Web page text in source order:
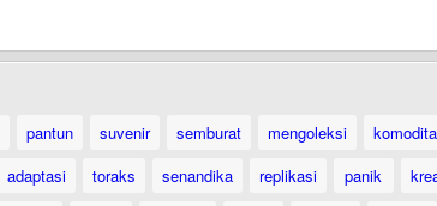
pantun suvenir semburat mengoleksi
adaptasi toraks senandika replikasi panik